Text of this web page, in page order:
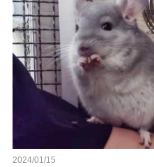
2024/01/15